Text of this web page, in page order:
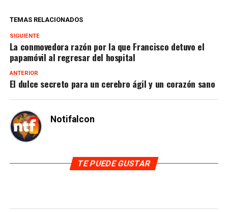
TEMAS RELACIONADOS
SIGUIENTE
La conmovedora razón por la que Francisco detuvo el
papamóvil al regresar del hospital
ANTERIOR
El dulce secreto para un cerebro ágil y un corazón sano
Notifalcon
TE PUEDE GUSTAR